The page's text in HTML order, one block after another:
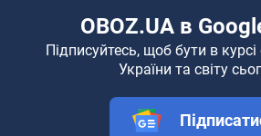
OBOZ.UA в
Підписуйтесь, щоб бути в курсі
України та світу